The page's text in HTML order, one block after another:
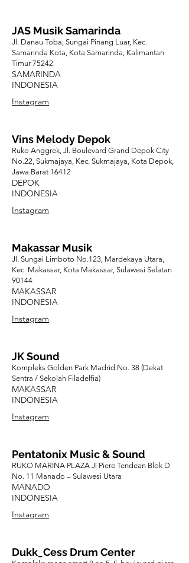
JAS Musik Samarinda
Jl. Danau Toba, Sungai Pinang Luar, Kec.
Samarinda Kota, Kota Samarinda, Kalimantan
Timur 75242
SAMARINDA
INDONESIA
Instagram
Vins Melody Depok
Ruko Anggrek, Jl. Boulevard Grand Depok City
No.22, Sukmajaya, Kec. Sukmajaya, Kota Depok,
Jawa Barat 16412
DEPOK
INDONESIA
Instagram
Makassar Musik
Jl. Sungai Limboto No.123, Mardekaya Utara,
Kec. Makassar, Kota Makassar, Sulawesi Selatan
90144
MAKASSAR
INDONESIA
Instagram
JK Sound
Kompleks Golden Park Madrid No. 38 (Dekat
Sentra / Sekolah Filadelfia)
MAKASSAR
INDONESIA
Instagram
Pentatonix Music & Sound
RUKO MARINA PLAZA Jl Piere Tendean Blok D
No. 11 Manado – Sulawesi Utara
MANADO
INDONESIA
Instagram
Dukk_Cess Drum Center